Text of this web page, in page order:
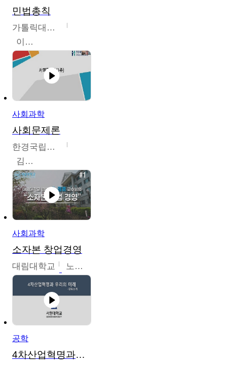
민법총칙
가톨릭대학교
이홍민
사회과학
사회문제론
한경국립대학교
김구민
사회과학
소자본 창업경영
대림대학교 노경호
공학
4차산업혁명과우리의미래